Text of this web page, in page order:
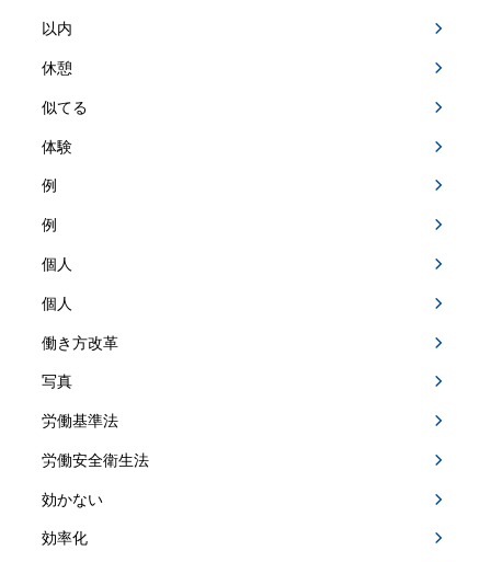
以内
休憩
似てる
体験
例
例
個人
個人
働き方改革
写真
労働基準法
労働安全衛生法
効かない
効率化